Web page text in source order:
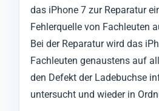
das iPhone 7 zur Reparatur
Fehlerquelle von Fachleuten
Bei der Reparatur wird das
Fachleuten genaustens auf
den Defekt der Ladebuchse
untersucht und wieder in